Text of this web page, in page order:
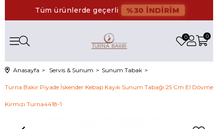
Tüm ürünlerde geçerli %30 İNDİRİM
0
0
Anasayfa Servis & Sunum Sunum Tabak
Turna Bakır Piyade İskender Kebap Kayık Sunum Tabağı 25 Cm El Dövme
Kırmızı Turna4418-1